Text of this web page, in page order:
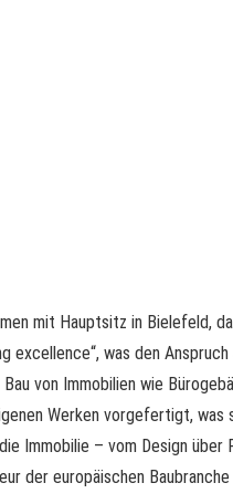
mit Hauptsitz in
was den
von Immobilien wie
Werken vorgefertigt,
Immobilie – vom Design
der europäischen